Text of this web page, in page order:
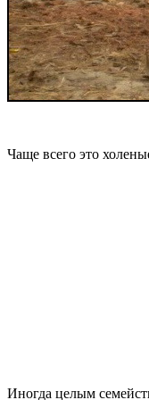
Чаще всего это
Иногда целым